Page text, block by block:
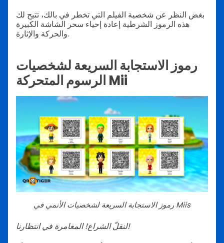
بغض النظر عن شخصية الفيلم التي تخطر في بالك، تتيح لك
هذه الرموز الشرطية إعادة إحياء سحر الشاشة الكبيرة
والحركة والإثارة.
رموز الاستجابة السريعة لشخصيات
الرسوم المتحركة Mii
رموز الاستجابة السريعة لشخصيات الأنمي في Miis
لنقلّ الشراع! المغامرة في انتظارنا!